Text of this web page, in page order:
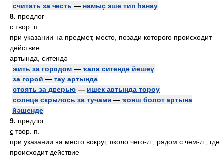
считать за честь — намыҫ эше тип һанау
8. предлог
с твор. п.
при указании на предмет, место, позади которого происходит
действие
артында, ситендә
жить за городом — ҡала ситендә йәшәү
за горой — тау артында
стоять за дверью — ишек артында тороу
солнце скрылось за тучами — ҡояш болот артына
йәшенде
9. предлог.
с твор. п.
при указании на место вокруг, около чего-л., рядом с чем-л., где
происходит действие